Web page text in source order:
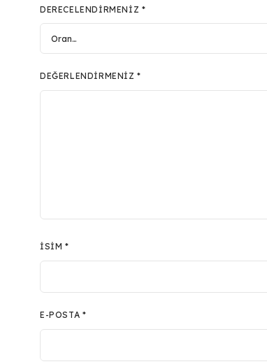
DERECELENDIRMENIZ *
DEĞERLENDIRMENIZ*
İSIM*
E-POSTA *